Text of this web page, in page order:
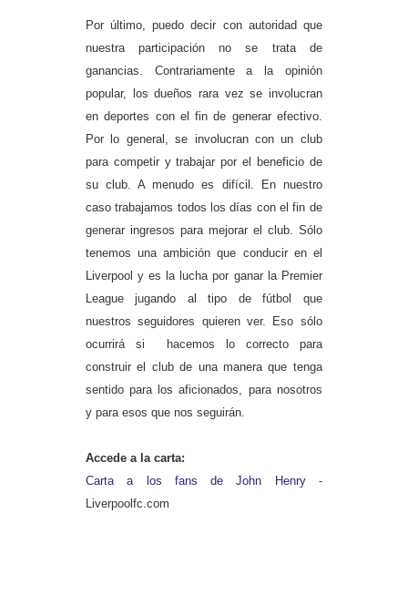
Por último, puedo decir con autoridad que
nuestra participación no se trata de
ganancias. Contrariamente a la opinión
popular, los dueños rara vez se involucran
en deportes con el fin de generar efectivo.
Por lo general, se involucran con un club
para competir y trabajar por el beneficio de
su club. A menudo es difícil. En nuestro
caso trabajamos todos los días con el fin de
generar ingresos para mejorar el club. Sólo
tenemos una ambición que conducir en el
Liverpool y es la lucha por ganar la Premier
League jugando al tipo de fútbol que
nuestros seguidores quieren ver. Eso sólo
ocurrirá si hacemos lo correcto para
construir el club de una manera que tenga
sentido para los aficionados, para nosotros
y para esos que nos seguirán.
Accede a la carta:
Carta a los fans de John Henry-
Liverpoolfc.com